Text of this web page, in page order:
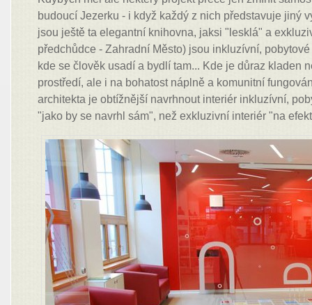
budoucí Jezerku - i když každý z nich představuje jiný
jsou ještě ta elegantní knihovna, jaksi "lesklá" a
předchůdce - Zahradní Město) jsou inkluzívní,
kde se člověk usadí a bydlí tam... Kde je důraz kladen
prostředí, ale i na bohatost náplně a komunitní
architekta je obtížnější navrhnout interiér inkluzívní,
"jako by se navrhl sám", než exkluzivní interiér "na